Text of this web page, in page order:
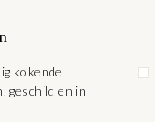
kokende
geschild en in